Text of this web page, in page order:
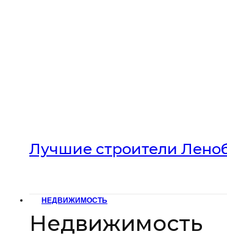
Лучшие строители
НЕДВИЖИМОСТЬ
Недвижимость